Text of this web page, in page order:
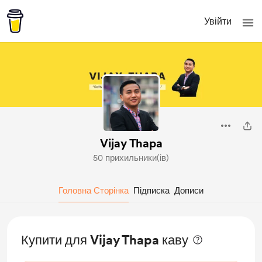
Увійти
Vijay Thapa
50 прихильники(ів)
Головна Сторінка Підписка Дописи
Купити для Vijay Thapa каву